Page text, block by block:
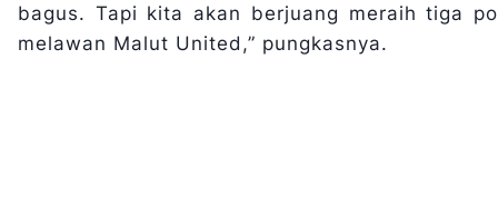
bagus. Tapi kita akan berjuang meraih tiga
melawan Malut United,” pungkasnya.